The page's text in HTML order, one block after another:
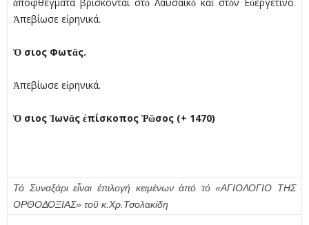
Ἀπεβίωσε εἰρηνικά.
Ὁ σιος Φωτᾶς.
Ἀπεβίωσε εἰρηνικά.
Ὁ σιος Ἰωνᾶς ἐπίσκοπος Ῥῶσος (+ 1470)
Τό Συναξάρι εἶναι ἐπιλογή κειμένων ἀπό τό «ΑΓΙΟΛΟΓΙΟ ΤΗΣ
ΟΡΘΟΔΟΞΙΑΣ» τοῦ κ.Χρ.Τσολακίδη